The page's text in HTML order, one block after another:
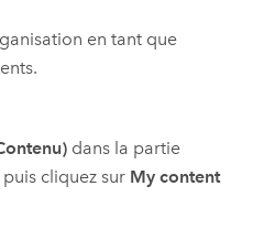
en tant que
dans la partie
cliquez sur My content